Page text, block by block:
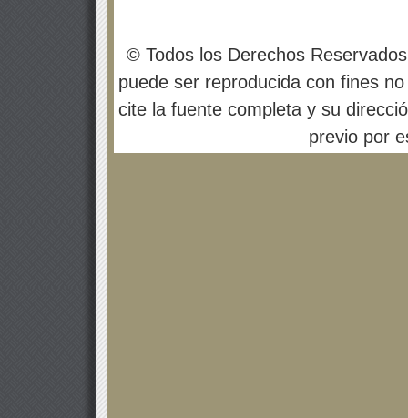
© Todos los Derechos
puede ser reproducida con fines
cite la fuente completa y su
previo por